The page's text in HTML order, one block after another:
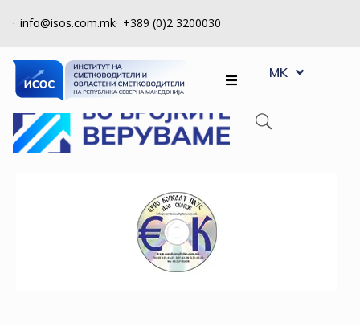
info@isos.com.mk +389 (0)2 3200030
ЗА
НАС
РЕГИСТРИ
MK
SQ